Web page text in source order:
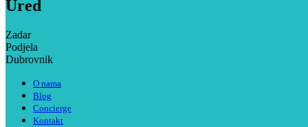
Ured
Zadar
Podjela
Dubrovnik
O nama
Blog
Concierge
Kontakt